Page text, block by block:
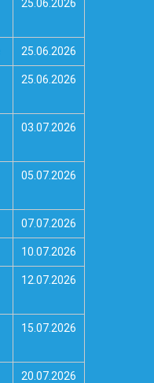
25.06.2026
25.06.2026
25.06.2026
03.07.2026
05.07.2026
07.07.2026
10.07.2026
12.07.2026
15.07.2026
20.07.2026